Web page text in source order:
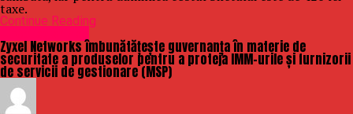
taxe.
Continue Reading
Zyxel Networks îmbunătățește guvernanța în materie de
securitate a produselor pentru a proteja IMM-urile și furnizorii
de servicii de gestionare (MSP)